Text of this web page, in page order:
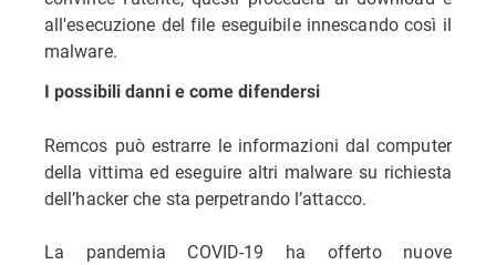
all'esecuzione del file eseguibile innescando così il
malware.
I possibili danni e come difendersi
Remcos può estrarre le informazioni dal computer
della vittima ed eseguire altri malware su richiesta
dell’hacker che sta perpetrando l’attacco.
La pandemia COVID-19 ha offerto nuove